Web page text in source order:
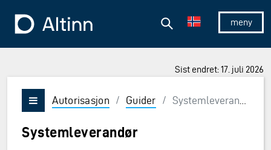
Vis/skjul
Søk
Sist endret: 17. juli 2026
Vis/skjul meny
Autorisasjon / Guider / Systemleverandør
Systemleverandør